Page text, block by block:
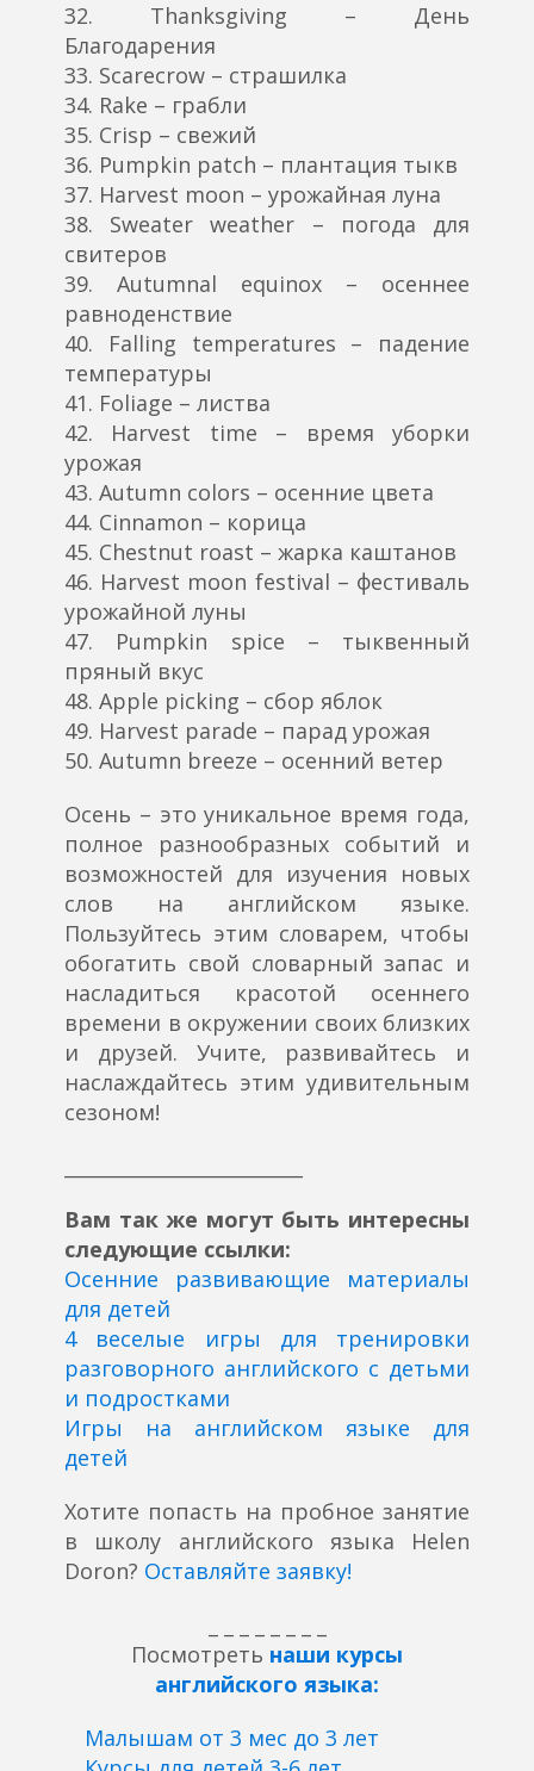
32. Thanksgiving – День
Благодарения
33. Scarecrow – страшилка
34. Rake – грабли
35. Crisp – свежий
36. Pumpkin patch – плантация тыкв
37. Harvest moon – урожайная луна
38. Sweater weather – погода для
свитеров
39. Autumnal equinox – осеннее
равноденствие
40. Falling temperatures – падение
температуры
41. Foliage – листва
42. Harvest time – время уборки
урожая
43. Autumn colors – осенние цвета
44. Cinnamon – корица
45. Chestnut roast – жарка каштанов
46. Harvest moon festival – фестиваль
урожайной луны
47. Pumpkin spice – тыквенный
пряный вкус
48. Apple picking – сбор яблок
49. Harvest parade – парад урожая
50. Autumn breeze – осенний ветер
Осень – это уникальное время года,
полное разнообразных событий и
возможностей для изучения новых
слов на английском языке.
Пользуйтесь этим словарем, чтобы
обогатить свой словарный запас и
насладиться красотой осеннего
времени в окружении своих близких
и друзей. Учите, развивайтесь и
наслаждайтесь этим удивительным
сезоном!
Вам так же могут быть интересны
следующие ссылки:
Осенние развивающие материалы
для детей
4 веселые игры для тренировки
разговорного английского с детьми
и подростками
Игры на английском языке для
детей
Хотите попасть на пробное занятие
в школу английского языка Helen
Doron? Оставляйте заявку!
Посмотреть наши курсы
английского языка:
Малышам от 3 мес до 3 лет